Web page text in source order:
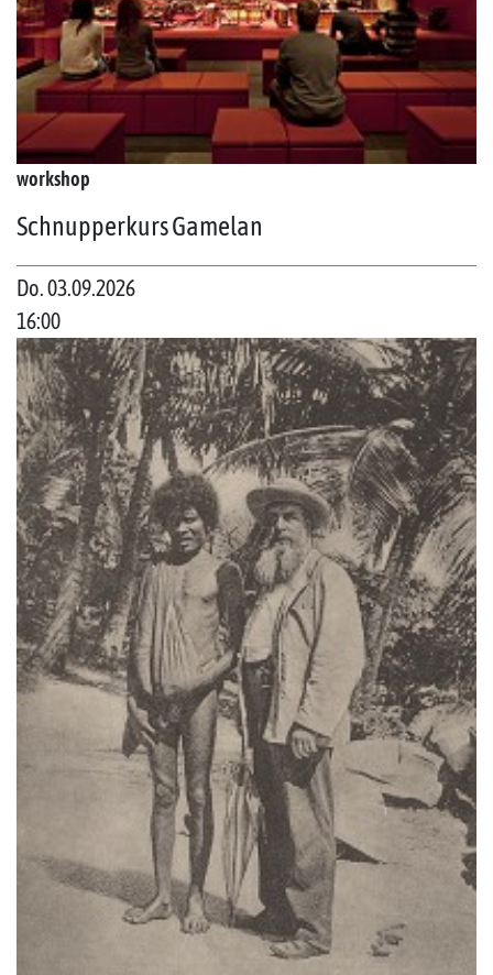
workshop
Schnupperkurs Gamelan
Do. 03.09.2026
16:00